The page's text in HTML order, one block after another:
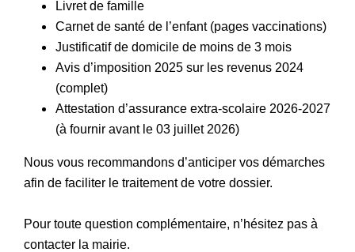
Livret de famille
Carnet de santé de l’enfant (pages vaccinations)
Justificatif de domicile de moins de 3 mois
Avis d’imposition 2025 sur les revenus 2024
(complet)
Attestation d’assurance extra-scolaire 2026-2027
(à fournir avant le 03 juillet 2026)
Nous vous recommandons d’anticiper vos démarches
afin de faciliter le traitement de votre dossier.
Pour toute question complémentaire, n’hésitez pas à
contacter la mairie.